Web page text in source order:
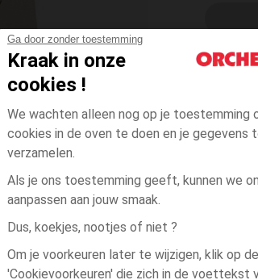
Ga door zonder toestemming
Kraak in onze
cookies !
We wachten alleen nog op je toestemming
cookies in de oven te doen en je gegevens
verzamelen.
Als je ons toestemming geeft, kunnen we
aanpassen aan jouw smaak.
Dus, koekjes, nootjes of niet ?
Om je voorkeuren later te wijzigen, klik op
'Cookievoorkeuren' die zich in de voettekst